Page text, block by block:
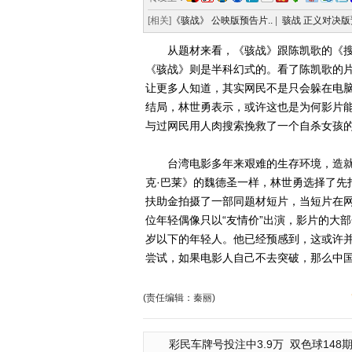
[相关] 《骇战》 公映版预告片.. 骇战 正义对决
从题材来看，《骇战》跟陈凯歌的《搜
《骇战》则是半科幻式的。看了陈凯歌
让更多人知道，其实网民不是只会躲在电
结局，林世勇表示，或许这也是为何影片
与过网民用人肉搜索挽救了一个自杀女孩
台湾电影多年来艰难的生存环境，造就
克·巴莱》的魏德圣一样，林世勇选择了
扶助金拍摄了一部同题材短片，当短片在
位年轻偶像只以“友情价”出演，影片的大
岁以下的年轻人。他已经预感到，这或许
尝试，如果电影人自己不去突破，那么中
(责任编辑：秦丽)
彩民车牌号投注中3.9万 双色球148